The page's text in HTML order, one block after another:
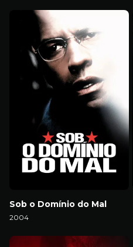
Sob o Domínio do Mal
2004